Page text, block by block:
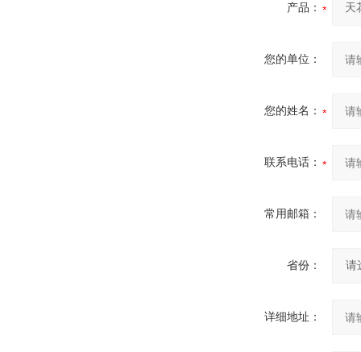
产品：
您的单位：
您的姓名：
联系电话：
常用邮箱：
省份：
详细地址：